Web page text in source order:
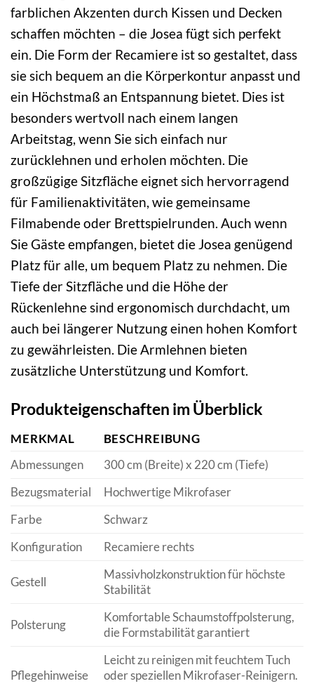
farblichen Akzenten durch Kissen und Decken
schaffen möchten – die Josea fügt sich perfekt
ein. Die Form der Recamiere ist so gestaltet, dass
sie sich bequem an die Körperkontur anpasst und
ein Höchstmaß an Entspannung bietet. Dies ist
besonders wertvoll nach einem langen
Arbeitstag, wenn Sie sich einfach nur
zurücklehnen und erholen möchten. Die
großzügige Sitzfläche eignet sich hervorragend
für Familienaktivitäten, wie gemeinsame
Filmabende oder Brettspielrunden. Auch wenn
Sie Gäste empfangen, bietet die Josea genügend
Platz für alle, um bequem Platz zu nehmen. Die
Tiefe der Sitzfläche und die Höhe der
Rückenlehne sind ergonomisch durchdacht, um
auch bei längerer Nutzung einen hohen Komfort
zu gewährleisten. Die Armlehnen bieten
zusätzliche Unterstützung und Komfort.
Produkteigenschaften im Überblick
MERKMAL
BESCHREIBUNG
Abmessungen
300 cm (Breite) x 220 cm (Tiefe)
Bezugsmaterial
Hochwertige Mikrofaser
Farbe
Schwarz
Konfiguration
Recamiere rechts
Gestell
Massivholzkonstruktion für höchste
Stabilität
Polsterung
Komfortable Schaumstoffpolsterung,
die Formstabilität garantiert
Pflegehinweise
Leicht zu reinigen mit feuchtem Tuch
oder speziellen Mikrofaser-Reinigern.